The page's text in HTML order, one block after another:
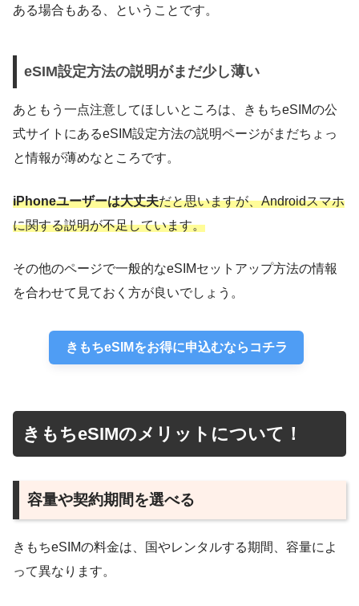
ある場合もある、ということです。
eSIM設定方法の説明がまだ少し薄い
あともう一点注意してほしいところは、きもちeSIMの公
式サイトにあるeSIM設定方法の説明ページがまだちょっ
と情報が薄めなところです。
iPhoneユーザーは大丈夫だと思いますが、Androidスマホ
に関する説明が不足しています。
その他のページで一般的なeSIMセットアップ方法の情報
を合わせて見ておく方が良いでしょう。
きもちeSIMをお得に申込むならコチラ
きもちeSIMのメリットについて！
容量や契約期間を選べる
きもちeSIMの料金は、国やレンタルする期間、容量によ
って異なります。